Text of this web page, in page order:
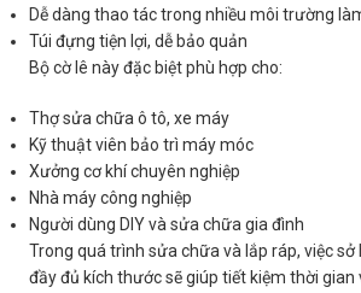
Dễ dàng thao tác trong nhiều môi trường
Túi đựng tiện lợi, dễ bảo quản
Bộ cờ lê này đặc biệt phù hợp cho:
Thợ sửa chữa ô tô, xe máy
Kỹ thuật viên bảo trì máy móc
Xưởng cơ khí chuyên nghiệp
Nhà máy công nghiệp
Người dùng DIY và sửa chữa gia đình
Trong quá trình sửa chữa và lắp ráp, việc
đầy đủ kích thước sẽ giúp tiết kiệm thời gian